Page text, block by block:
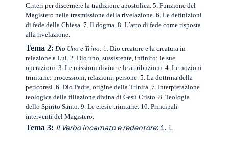
Criteri per discernere la tradizione apostolica. 5. Funzione del
Magistero nella trasmissione della rivelazione. 6. Le definizioni
di fede della Chiesa. 7. Il dogma. 8. L´atto di fede come risposta
alla rivelazione.
Tema 2: Dio Uno e Trino: 1. Dio creatore e la creatura in
relazione a Lui. 2. Dio uno, sussistente, infinito: le sue
operazioni. 3. Le missioni divine e le attribuzioni. 4. Le nozioni
trinitarie: processioni, relazioni, persone. 5. La dottrina della
pericoresi. 6. Dio Padre, origine della Trinità. 7. Interpretazione
teologica della filiazione divina di Gesù Cristo. 8. Teologia
dello Spirito Santo. 9. Le eresie trinitarie. 10. Principali
interventi del Magistero.
Tema 3: Il Verbo incarnato e redentore: 1. L